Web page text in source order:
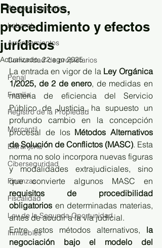
Abusos bancarios
Laboral
Arrendamientos
Comunidad de propietarios
Penal
Familia
Registro de la Propiedad
Mercantil
Extranjería
Ciberseguridad
Finanzas
Fiscalidad
Ley de la Segunda Oportunidad
Inmuebles
Requisitos,
procedimiento y efectos
jurídicos
Actualizado:22 ago 2025
La entrada en vigor de la Ley Orgánica
1/2025, de 2 de enero, de medidas en
materia de eficiencia del Servicio
Público de Justicia, ha supuesto un
profundo cambio en la concepción
procesal de los Métodos Alternativos
de Solución de Conflictos (MASC). Esta
norma no solo incorpora nuevas figuras
y modalidades extrajudiciales, sino
requisitos de procedibilidad
obligatorios en determinadas materias,
antes de acudir a la vía judicial.
Entre estos métodos alternativos, la
negociación bajo el modelo del